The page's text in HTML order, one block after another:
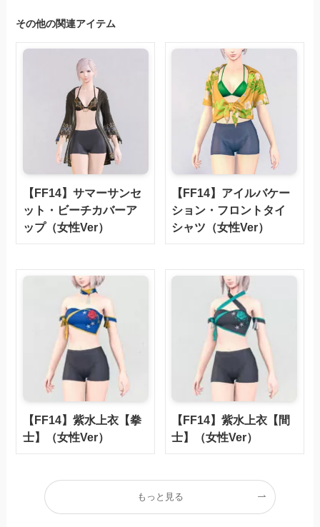
その他の関連アイテム
【FF14】サマーサンセ
ット・ビーチカバーア
ップ（女性Ver）
【FF14】アイルバケー
ション・フロントタイ
シャツ（女性Ver）
【FF14】紫水上衣【拳
士】（女性Ver）
【FF14】紫水上衣【間
士】（女性Ver）
もっと見る